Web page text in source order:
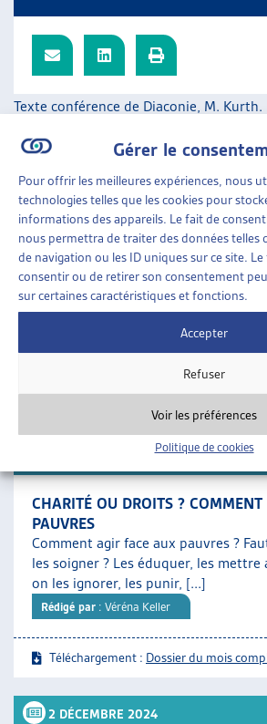
Gérer le
Pour offrir les meilleures expériences, nous
technologies telles que les cookies pour
informations des appareils. Le fait de
nous permettra de traiter des données telles
de navigation ou les ID uniques sur ce site.
consentir ou de retirer son consentement
sur certaines caractéristiques et fonctions.
Accepter
Refuser
Voir les préférences
Politique de cookies
Texte conférence de Diaconie, M. Kurth.
DOSSIER DU MOIS
LA PAUVRETÉ EN HÉRITAGE :
DONNER UNE PLACE AUX
SOCIALE
Un tiers des bénéficiaires de l’aide
enfants : c’est le groupe
nombreux dans le dispositif. Ces
: Sylvia Garcia Delahaye |
CHARITÉ OU DROITS ? COMMENT
PAUVRES
Comment agir face aux pauvres ?
les soigner ? Les éduquer, les
on les ignorer, les punir, [...]
Rédigé par : Véréna Keller
Téléchargement : Dossier du mois
2 DÉCEMBRE 2024